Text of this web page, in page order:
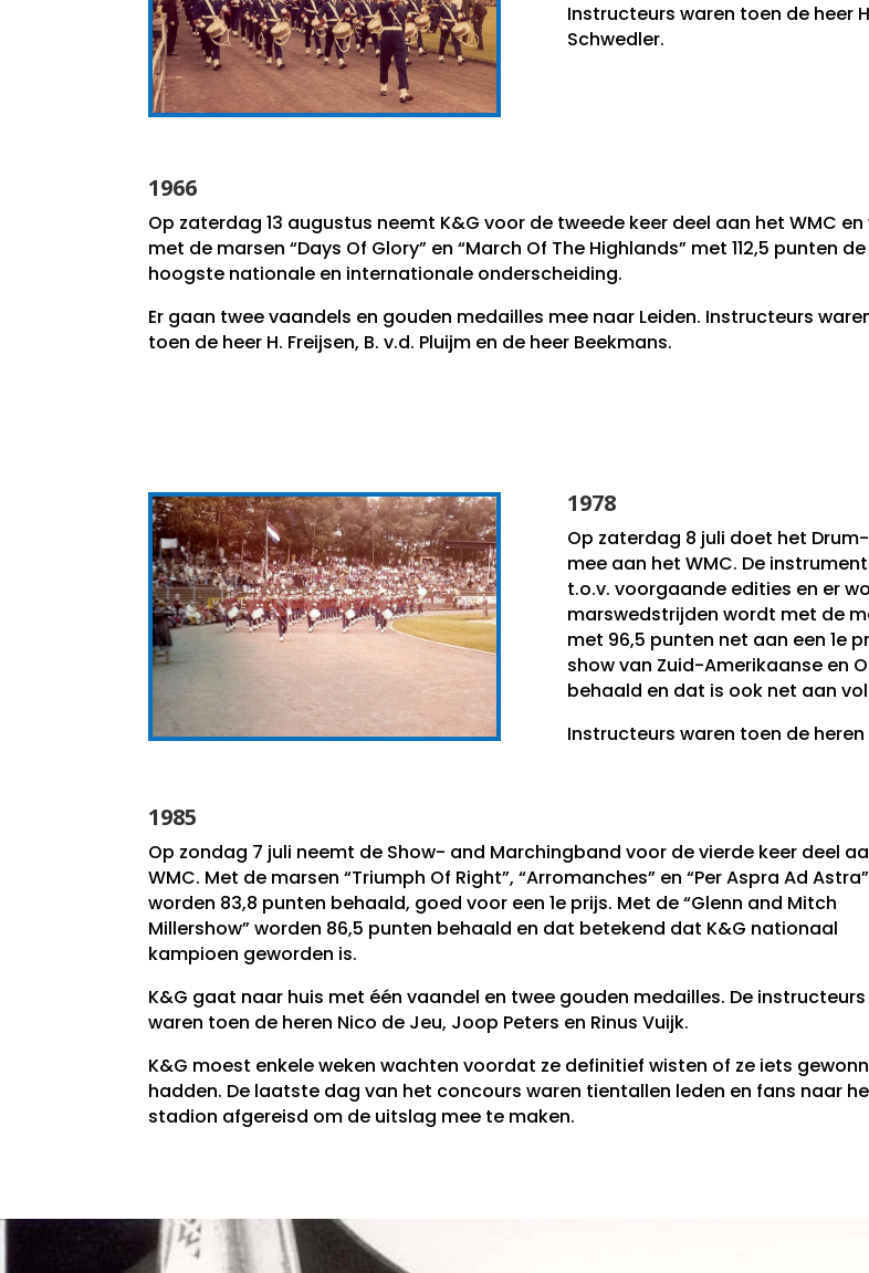
Instructeurs waren toen de heer
Schwedler.
1966
Op zaterdag 13 augustus neemt K&G voor de tweede keer deel aan het WMC en
met de marsen “Days Of Glory” en “March Of The Highlands” met 112,5 punten de
hoogste nationale en internationale onderscheiding.
Er gaan twee vaandels en gouden medailles mee naar Leiden. Instructeurs
toen de heer H. Freijsen, B. v.d. Pluijm en de heer Beekmans.
1978
Op zaterdag 8 juli doet het
mee aan het WMC. De
t.o.v. voorgaande edities en er
marswedstrijden wordt met de
met 96,5 punten net aan een 1e
show van Zuid-Amerikaanse en
behaald en dat is ook net aan
Instructeurs waren toen de heren
1985
Op zondag 7 juli neemt de Show- and Marchingband voor de vierde keer deel
WMC. Met de marsen “Triumph Of Right”, “Arromanches” en “Per Aspra Ad Astra”
worden 83,8 punten behaald, goed voor een 1e prijs. Met de “Glenn and Mitch
Millershow” worden 86,5 punten behaald en dat betekend dat K&G nationaal
kampioen geworden is.
K&G gaat naar huis met één vaandel en twee gouden medailles. De instructeurs
waren toen de heren Nico de Jeu, Joop Peters en Rinus Vuijk.
K&G moest enkele weken wachten voordat ze definitief wisten of ze iets
hadden. De laatste dag van het concours waren tientallen leden en fans naar
stadion afgereisd om de uitslag mee te maken.